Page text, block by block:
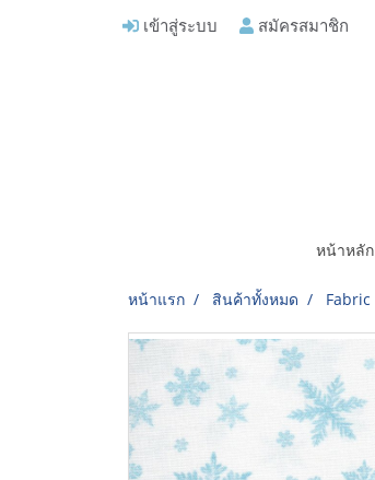
เข้าสู่ระบบ สมัครสมาชิก
หน้าหลัก
หน้าแรก สินค้าทั้งหมด Fabric